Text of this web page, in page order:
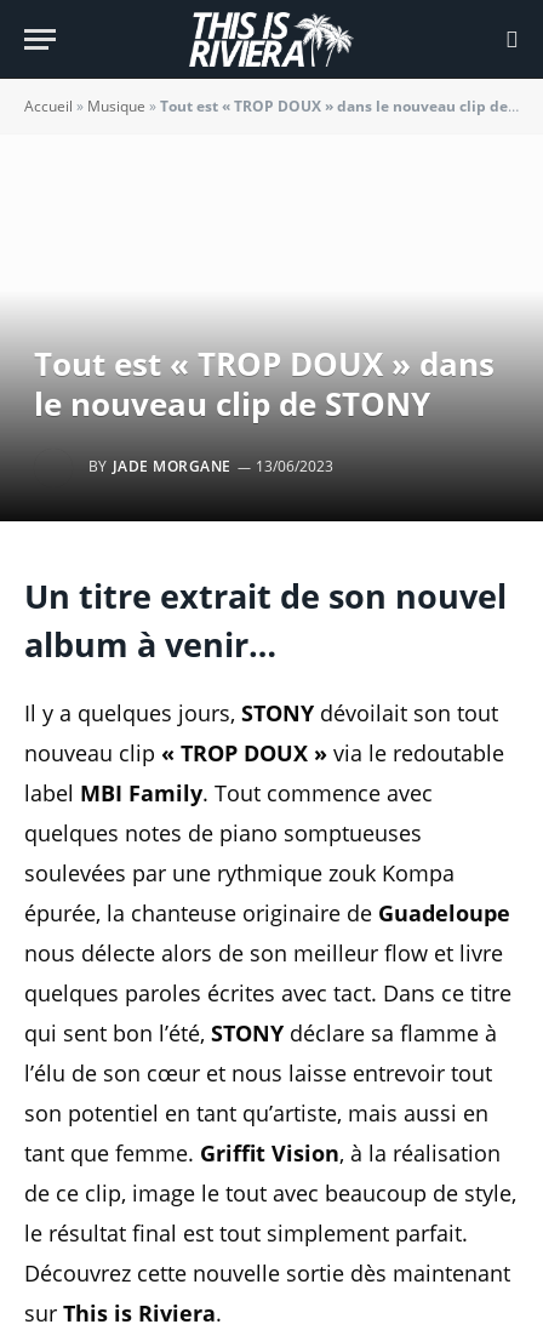
Accueil » Musique »Tout est « TROP DOUX » dans le nouveau clip de STONY
Tout est « TROP DOUX » dans
le nouveau clip de STONY
BY JADE MORGANE 13/06/2023
Un titre extrait de son nouvel
album à venir…
Il y a quelques jours, STONY dévoilait son tout
nouveau clip « TROP DOUX » via le redoutable
label MBI Family. Tout commence avec
quelques notes de piano somptueuses
soulevées par une rythmique zouk Kompa
épurée, la chanteuse originaire de Guadeloupe
nous délecte alors de son meilleur flow et livre
quelques paroles écrites avec tact. Dans ce titre
qui sent bon l’été, STONY déclare sa flamme à
l’élu de son cœur et nous laisse entrevoir tout
son potentiel en tant qu’artiste, mais aussi en
tant que femme. Griffit Vision, à la réalisation
de ce clip, image le tout avec beaucoup de style,
le résultat final est tout simplement parfait.
Découvrez cette nouvelle sortie dès maintenant
sur This is Riviera.